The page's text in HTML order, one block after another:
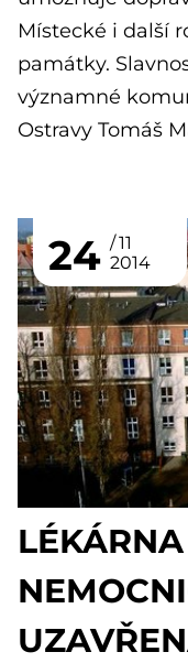
Místecké i další
památky.
významné
Ostravy Tomáš
24
11
2014